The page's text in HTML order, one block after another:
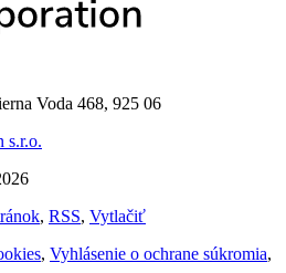
Voda 468, 925 06
s.r.o.
, RSS, Vytlačiť
, Vyhlásenie o ochrane súkromia,